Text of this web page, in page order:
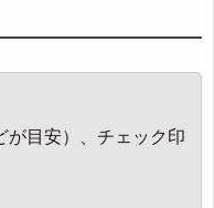
が目安）、チェック印